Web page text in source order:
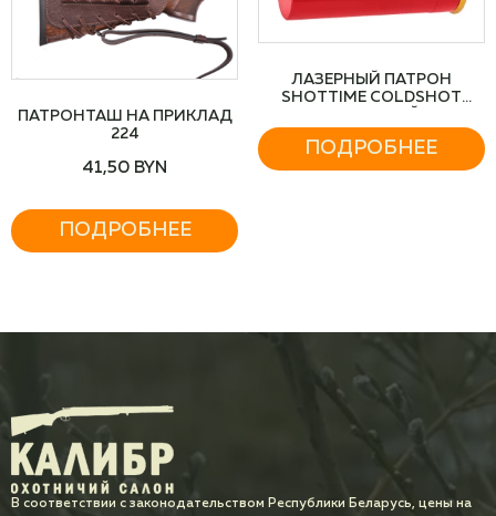
ПАТРОНТАШ НА ПРИКЛАД
224
41,50 BYN
ПОДРОБНЕЕ
ЛАЗЕРНЫЙ ПАТРОН
SHOTTIME COLDSHOT
ПОДРОБНЕЕ
В соответствии с законодательством Республики Беларусь, цены на